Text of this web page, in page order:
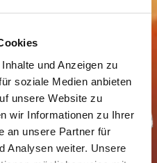
und Anzeigen zu
soziale Medien anbieten
unsere Website zu
wir Informationen zu Ihrer
an unsere Partner für
Analysen weiter. Unsere